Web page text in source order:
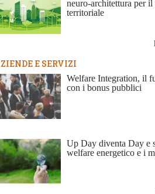
neuro-architettura per
territoriale
E SERVIZI
Welfare Integration, il
con i bonus pubblici
Up Day diventa Day e
welfare energetico e i